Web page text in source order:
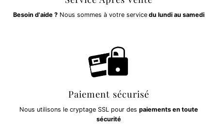
Besoin d'aide ?Nous sommes à votre servicedu lundi au samedi
Paiement sécurisé
Nous utilisons le cryptage SSL pour des paiements en toute
sécurité